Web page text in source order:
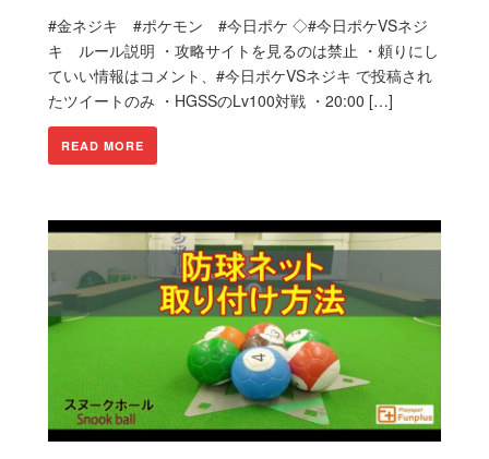
#金ネジキ #ポケモン #今日ポケ ◇#今日ポケVSネジ
キ ルール説明 ・攻略サイトを見るのは禁止 ・頼りにし
ていい情報はコメント、#今日ポケVSネジキ で投稿され
たツイートのみ ・HGSSのLv100対戦 ・20:00 […]
READ MORE